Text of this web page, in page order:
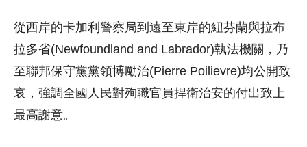
從西岸的卡加利警察局到遠至東岸的紐芬蘭與拉布
拉多省(Newfoundland and Labrador)執法機關，乃
至聯邦保守黨黨領博勵治(Pierre Poilievre)均公開致
哀，強調全國人民對殉職官員捍衛治安的付出致上
最高謝意。